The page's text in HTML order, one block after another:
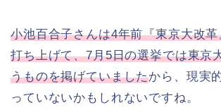
小池百合子さんは4年前『東京大改
打ち上げて、7月5日の選挙では東京
うものを掲げていましたから、現実
っていないかもしれないですね。